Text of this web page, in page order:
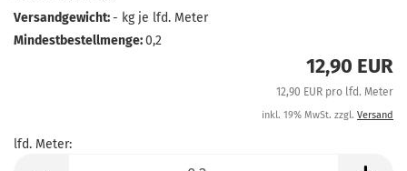
Versandgewicht:- kg je lfd. Meter
Mindestbestellmenge:0,2
12,90 EUR
12,90 EUR pro lfd. Meter
inkl. 19% MwSt. zzgl. Versand
lfd. Meter: